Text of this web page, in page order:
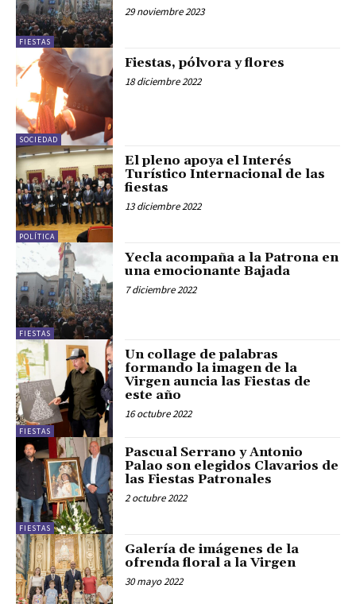
FIESTAS
29 noviembre 2023
SOCIEDAD
Fiestas, pólvora y flores
18 diciembre 2022
POLÍTICA
El pleno apoya el Interés
Turístico Internacional de las
fiestas
13 diciembre 2022
FIESTAS
Yecla acompaña a la Patrona en
una emocionante Bajada
7 diciembre 2022
FIESTAS
Un collage de palabras
formando la imagen de la
Virgen auncia las Fiestas de
este año
16 octubre 2022
FIESTAS
Pascual Serrano y Antonio
Palao son elegidos Clavarios de
las Fiestas Patronales
2 octubre 2022
Galería de imágenes de la
ofrenda floral a la Virgen
30 mayo 2022